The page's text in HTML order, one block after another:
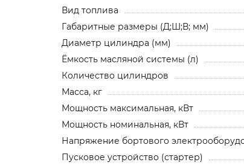
Вид топлива
Габаритные размеры (Д;Ш;В; мм)
Диаметр цилиндра (мм)
Ёмкость масляной системы (л)
Количество цилиндров
Масса, кг
Мощность максимальная, кВт
Мощность номинальная, кВт
Напряжение бортового
Пусковое устройство (стартер)